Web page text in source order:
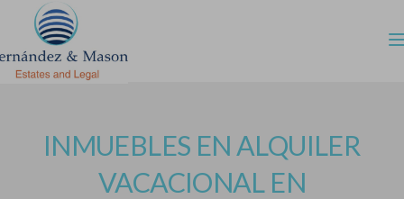
INMUEBLES EN ALQUILER
VACACIONAL EN